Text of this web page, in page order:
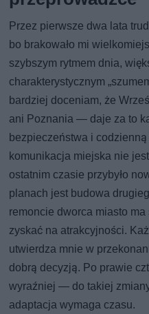
Przez pierwsze dwa lata
bo brakowało mi
szybszym rytmem dnia,
charakterystycznym
bardziej doceniam, że
ani Poznania — daje za to
bezpieczeństwa i
komunikacja miejska nie
ostatnim czasie przybyło
planach jest budowa
remoncie dworca miasto
zyskać na atrakcyjności.
utwierdza mnie w
dobrą decyzją. Po prawie
wyraźniej — do takiej
adaptacja wymaga czasu.